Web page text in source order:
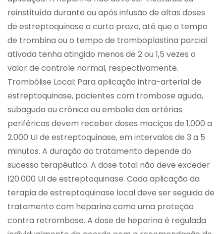
reinstituída durante ou após infusão de altas doses
de estreptoquinase a curto prazo, até que o tempo
de trombina ou o tempo de tromboplastina parcial
ativada tenha atingido menos de 2 ou 1,5 vezes o
valor de controle normal, respectivamente.
Trombólise Local: Para aplicação intra-arterial de
estreptoquinase, pacientes com trombose aguda,
subaguda ou crônica ou embolia das artérias
periféricas devem receber doses maciças de 1.000 a
2.000 UI de estreptoquinase, em intervalos de 3 a 5
minutos. A duração do tratamento depende do
sucesso terapêutico. A dose total não deve exceder
120.000 UI de estreptoquinase. Cada aplicação da
terapia de estreptoquinase local deve ser seguida de
tratamento com heparina como uma proteção
contra retrombose. A dose de heparina é regulada